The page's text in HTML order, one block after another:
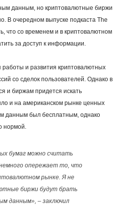
данным, но криптовалютные биржи
В очередном выпуске подкаста The
что со временем и в криптовалютном
за доступ к информации.
работы и развития криптовалютных
со сделок пользователей. Однако в
и биржам придется искать
и на американском рынке ценных
данным был бесплатным, однако
нормой.
бумаг можно считать
опережает то, что
рынке. Я не
биржи будут брать
данным», – заключил